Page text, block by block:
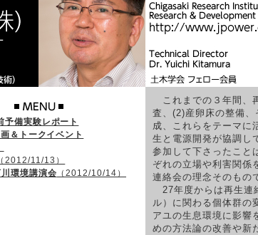
予備実験レポート
＆トークイベント
（2012/11/13）
環境講演会 （2012/10/14）
これまでの３年間、
査、(2)産卵床の整備
成、これらをテーマに
生と電源開発が協調し
参加して下さったこと
ぞれの立場や利害関係
連絡会の理念そのもの
27年度からは再生連
ル）に関わる個体群の
アユの生息環境に影響
めの方法論の改善や新